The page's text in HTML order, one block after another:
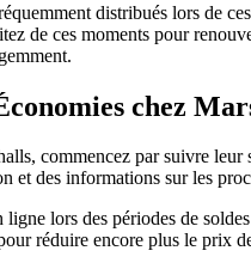
distribués lors de
de ces moments pour
chez
commencez par suivre
et des informations sur les
lors des périodes de
réduire encore plus le prix